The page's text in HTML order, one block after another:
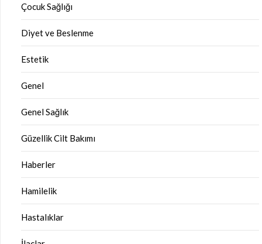
Çocuk Sağlığı
Diyet ve Beslenme
Estetik
Genel
Genel Sağlık
Güzellik Cilt Bakımı
Haberler
Hamilelik
Hastalıklar